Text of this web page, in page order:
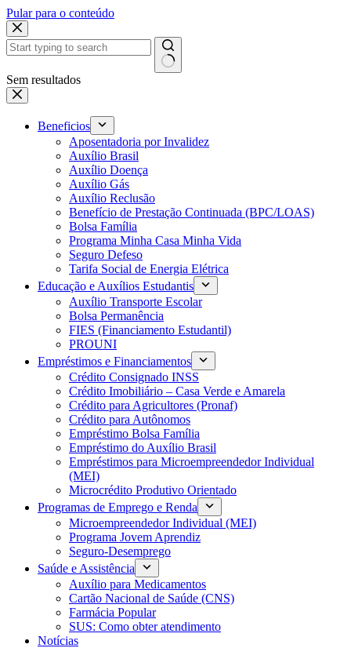
Pular para o conteúdo
Sem resultados
Beneficios
Aposentadoria por Invalidez
Auxílio Brasil
Auxílio Doença
Auxílio Gás
Auxílio Reclusão
Benefício de Prestação Continuada (BPC/LOAS)
Bolsa Família
Programa Minha Casa Minha Vida
Seguro Defeso
Tarifa Social de Energia Elétrica
Educação e Auxílios Estudantis
Auxílio Transporte Escolar
Bolsa Permanência
FIES (Financiamento Estudantil)
PROUNI
Empréstimos e Financiamentos
Crédito Consignado INSS
Crédito Imobiliário – Casa Verde e Amarela
Crédito para Agricultores (Pronaf)
Crédito para Autônomos
Empréstimo Bolsa Família
Empréstimo do Auxílio Brasil
Empréstimos para Microempreendedor Individual
(MEI)
Microcrédito Produtivo Orientado
Programas de Emprego e Renda
Microempreendedor Individual (MEI)
Programa Jovem Aprendiz
Seguro-Desemprego
Saúde e Assistência
Auxílio para Medicamentos
Cartão Nacional de Saúde (CNS)
Farmácia Popular
SUS: Como obter atendimento
Notícias